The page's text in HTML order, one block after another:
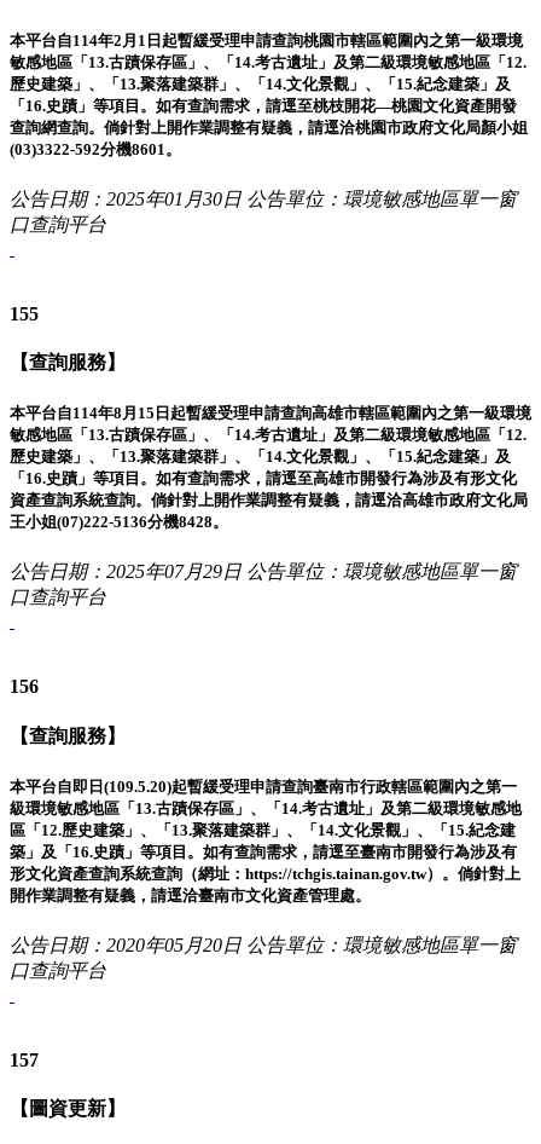
本平台自114年2月1日起暫緩受理申請查詢桃園市轄區範圍內之第一級環境
敏感地區「13.古蹟保存區」、「14.考古遺址」及第二級環境敏感地區「12.
歷史建築」、「13.聚落建築群」、「14.文化景觀」、「15.紀念建築」及
「16.史蹟」等項目。如有查詢需求，請逕至桃枝開花—桃園文化資產開發
查詢網查詢。倘針對上開作業調整有疑義，請逕洽桃園市政府文化局顏小姐
(03)3322-592分機8601。
公告日期：2025年01月30日 公告單位：環境敏感地區單一窗
口查詢平台
155
【查詢服務】
本平台自114年8月15日起暫緩受理申請查詢高雄市轄區範圍內之第一級環境
敏感地區「13.古蹟保存區」、「14.考古遺址」及第二級環境敏感地區「12.
歷史建築」、「13.聚落建築群」、「14.文化景觀」、「15.紀念建築」及
「16.史蹟」等項目。如有查詢需求，請逕至高雄市開發行為涉及有形文化
資產查詢系統查詢。倘針對上開作業調整有疑義，請逕洽高雄市政府文化局
王小姐(07)222-5136分機8428。
公告日期：2025年07月29日 公告單位：環境敏感地區單一窗
口查詢平台
156
【查詢服務】
本平台自即日(109.5.20)起暫緩受理申請查詢臺南市行政轄區範圍內之第一
級環境敏感地區「13.古蹟保存區」、「14.考古遺址」及第二級環境敏感地
區「12.歷史建築」、「13.聚落建築群」、「14.文化景觀」、「15.紀念建
築」及「16.史蹟」等項目。如有查詢需求，請逕至臺南市開發行為涉及有
形文化資產查詢系統查詢（網址：https://tchgis.tainan.gov.tw）。倘針對上
開作業調整有疑義，請逕洽臺南市文化資產管理處。
公告日期：2020年05月20日 公告單位：環境敏感地區單一窗
口查詢平台
157
【圖資更新】